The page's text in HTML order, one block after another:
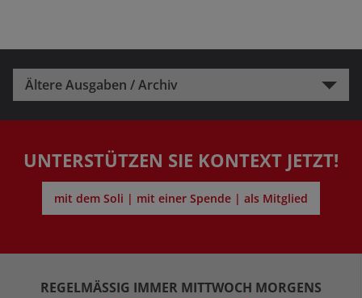
Ältere Ausgaben / Archiv
UNTERSTÜTZEN SIE KONTEXT JETZT!
mit dem Soli | mit einer Spende | als Mitglied
REGELMÄSSIG IMMER MITTWOCH MORGENS